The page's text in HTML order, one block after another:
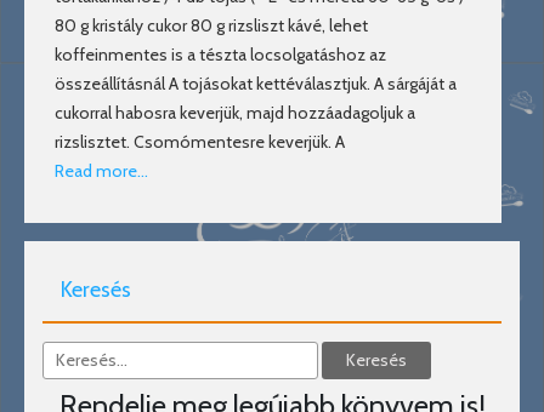
80 g kristály cukor 80 g rizsliszt kávé, lehet
koffeinmentes is a tészta locsolgatáshoz az
összeállításnál A tojásokat kettéválasztjuk. A sárgáját a
cukorral habosra keverjük, majd hozzáadagoljuk a
rizslisztet. Csomómentesre keverjük. A
Read more…
Keresés